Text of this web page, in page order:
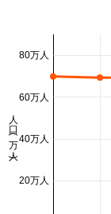
20万人
40万人
60万人
80万人
人口 (万人)